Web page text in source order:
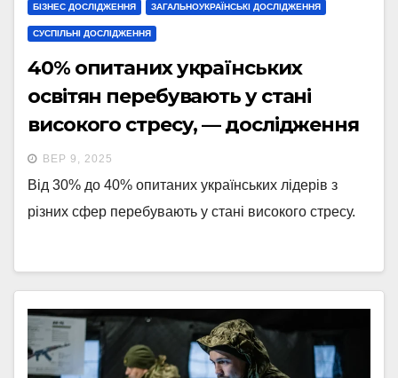
БІЗНЕС ДОСЛІДЖЕННЯ ЗАГАЛЬНОУКРАЇНСЬКІ ДОСЛІДЖЕННЯ
СУСПІЛЬНІ ДОСЛІДЖЕННЯ
40% опитаних українських
освітян перебувають у стані
високого стресу, — дослідження
ВЕР 9, 2025
Від 30% до 40% опитаних українських лідерів з
різних сфер перебувають у стані високого стресу.